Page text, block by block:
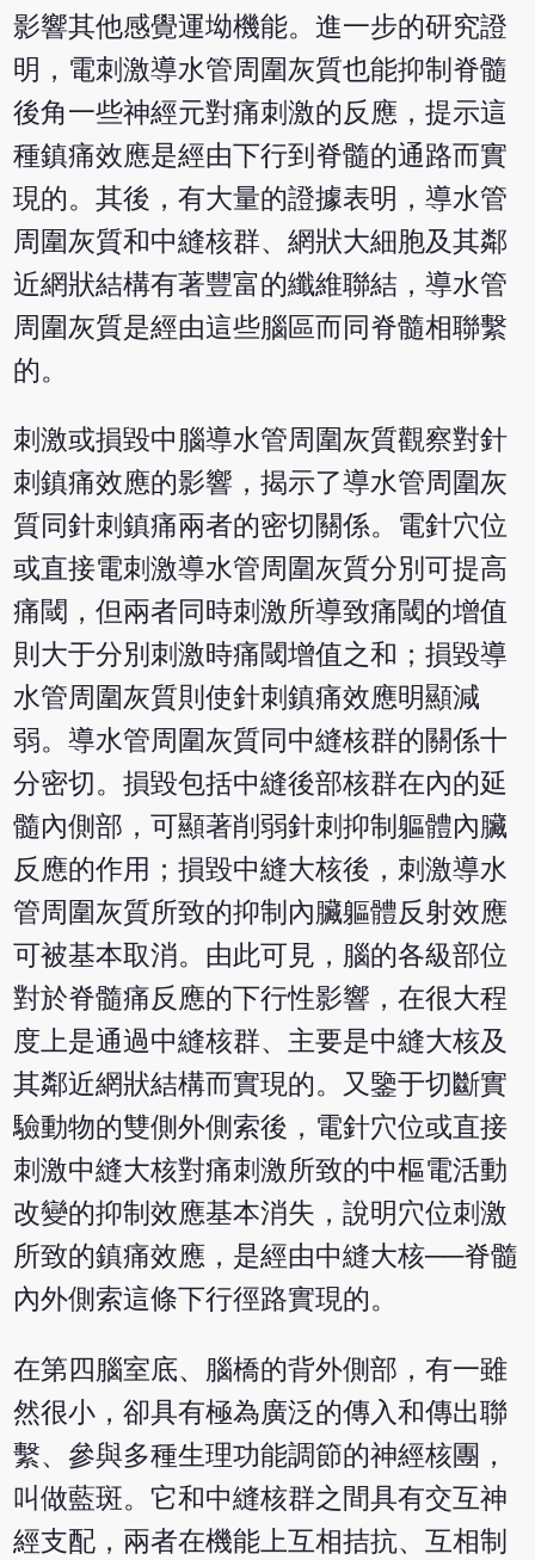
影響其他感覺運坳機能。進一步的研究證
明，電刺激導水管周圍灰質也能抑制脊髓
後角一些神經元對痛刺激的反應，提示這
種鎮痛效應是經由下行到脊髓的通路而實
現的。其後，有大量的證據表明，導水管
周圍灰質和中縫核群、網狀大細胞及其鄰
近網狀結構有著豐富的纖維聯結，導水管
周圍灰質是經由這些腦區而同脊髓相聯繫
的。
刺激或損毀中腦導水管周圍灰質觀察對針
刺鎮痛效應的影響，揭示了導水管周圍灰
質同針刺鎮痛兩者的密切關係。電針穴位
或直接電刺激導水管周圍灰質分別可提高
痛閾，但兩者同時刺激所導致痛閾的增值
則大于分別刺激時痛閾增值之和；損毀導
水管周圍灰質則使針刺鎮痛效應明顯減
弱。導水管周圍灰質同中縫核群的關係十
分密切。損毀包括中縫後部核群在內的延
髓內側部，可顯著削弱針刺抑制軀體內臟
反應的作用；損毀中縫大核後，刺激導水
管周圍灰質所致的抑制內臟軀體反射效應
可被基本取消。由此可見，腦的各級部位
對於脊髓痛反應的下行性影響，在很大程
度上是通過中縫核群、主要是中縫大核及
其鄰近網狀結構而實現的。又鑒于切斷實
驗動物的雙側外側索後，電針穴位或直接
刺激中縫大核對痛刺激所致的中樞電活動
改變的抑制效應基本消失，說明穴位刺激
所致的鎮痛效應，是經由中縫大核──脊髓
內外側索這條下行徑路實現的。
在第四腦室底、腦橋的背外側部，有一雖
然很小，卻具有極為廣泛的傳入和傳出聯
繫、參與多種生理功能調節的神經核團，
叫做藍斑。它和中縫核群之間具有交互神
經支配，兩者在機能上互相拮抗、互相制